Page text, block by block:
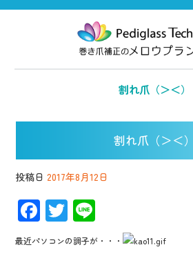
割れ爪（＞＜）
割れ爪（＞＜）
投稿日 2017年8月12日
F
ac
T
wi n
最近パソコンの調子が・・・